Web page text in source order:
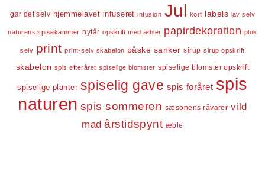
gør det selv hjemmelavet infuseret infusion Jul kort labels lav selv
naturens spisekammer nytår opskrift med æbler papirdekoration pluk
selv print print-selv skabelon påske sanker sirup sirup opskrift
skabelon spis efteråret spiselige blomster spiselige blomster opskrift
spiselige planter spiselig gave spis foråret spis
naturen spis sommeren sæsonens råvarer vild
mad årstidspynt æble